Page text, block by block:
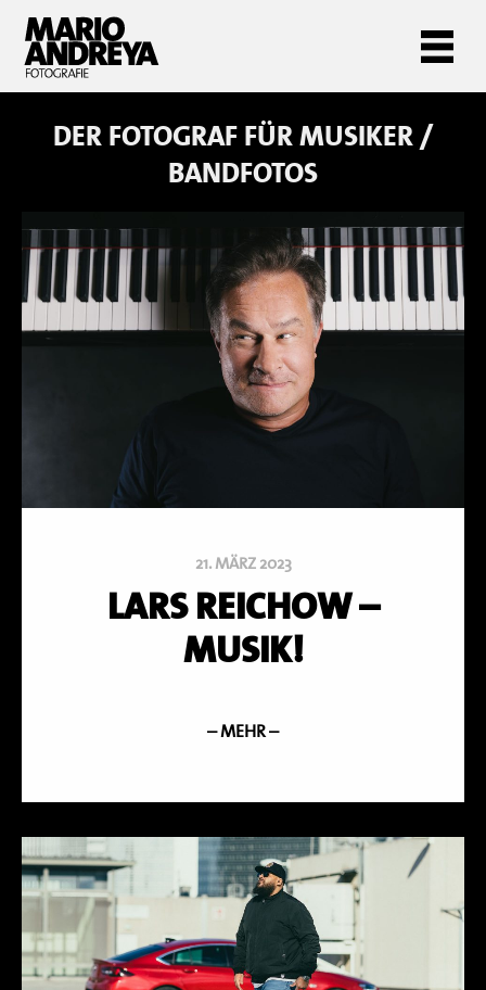
DER FOTOGRAF FÜRMUSIKER /
BANDFOTOS
21. MÄRZ 2023
LARS REICHOW –
MUSIK!
– MEHR –